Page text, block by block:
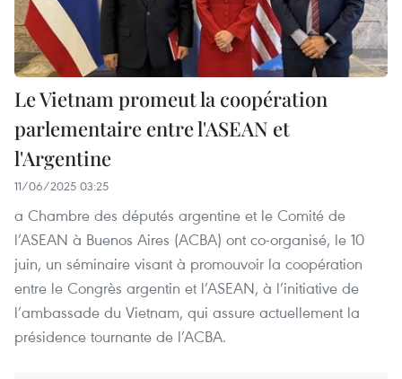
Le Vietnam promeut la coopération
parlementaire entre l'ASEAN et
l'Argentine
11/06/2025 03:25
a Chambre des députés argentine et le Comité de
l’ASEAN à Buenos Aires (ACBA) ont co-organisé, le 10
juin, un séminaire visant à promouvoir la coopération
entre le Congrès argentin et l’ASEAN, à l’initiative de
l’ambassade du Vietnam, qui assure actuellement la
présidence tournante de l’ACBA.